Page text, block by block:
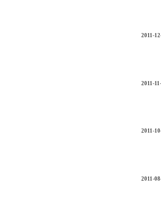
2011-
2011-
2011-
2011-